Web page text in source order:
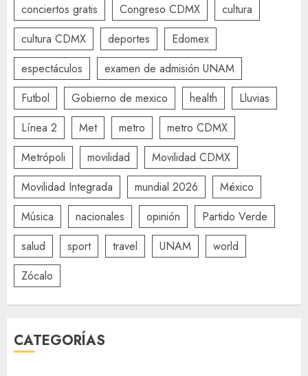
conciertos gratis
Congreso CDMX
cultura
cultura CDMX
deportes
Edomex
espectáculos
examen de admisión UNAM
Futbol
Gobierno de mexico health
Lluvias
Línea 2
Met metro
metro CDMX
Metrópoli
movilidad
Movilidad CDMX
Movilidad Integrada
mundial 2026
México
Música
nacionales opinión
Partido Verde
salud
sport travel UNAM
world
Zócalo
CATEGORÍAS